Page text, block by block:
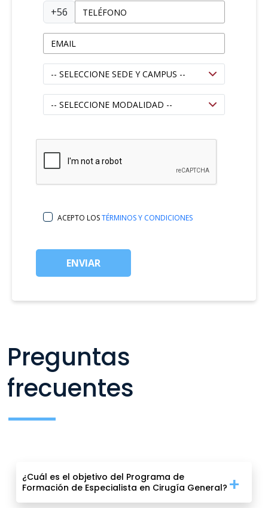
+56
ACEPTO LOSTÉRMINOS Y CONDICIONES
ENVIAR
Preguntas
frecuentes
¿Cuál es el objetivo del Programa de
Formación de Especialista en Cirugía General?